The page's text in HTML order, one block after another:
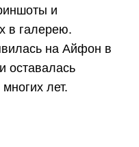
и
в галерею.
на Айфон в
оставалась
лет.